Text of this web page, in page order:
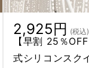
2,925円 (税込)
【早割 25％
式シリコンスク